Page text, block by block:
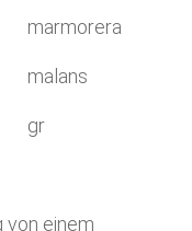
marmorera
malans
gr
von einem